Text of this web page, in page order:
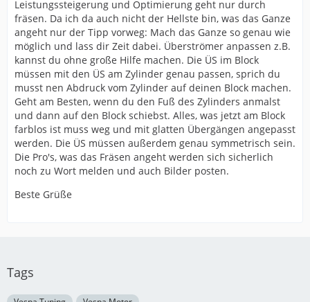
Leistungssteigerung und Optimierung geht nur durch
fräsen. Da ich da auch nicht der Hellste bin, was das Ganze
angeht nur der Tipp vorweg: Mach das Ganze so genau wie
möglich und lass dir Zeit dabei. Überströmer anpassen z.B.
kannst du ohne große Hilfe machen. Die ÜS im Block
müssen mit den ÜS am Zylinder genau passen, sprich du
musst nen Abdruck vom Zylinder auf deinen Block machen.
Geht am Besten, wenn du den Fuß des Zylinders anmalst
und dann auf den Block schiebst. Alles, was jetzt am Block
farblos ist muss weg und mit glatten Übergängen angepasst
werden. Die ÜS müssen außerdem genau symmetrisch sein.
Die Pro's, was das Fräsen angeht werden sich sicherlich
noch zu Wort melden und auch Bilder posten.
Beste Grüße
Tags